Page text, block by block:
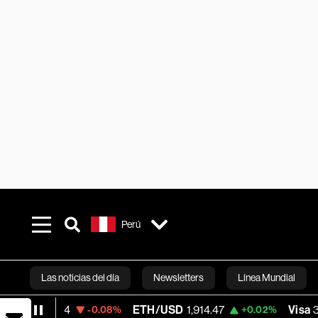
Perú
Las noticias del día Newsletters Línea Mundial
Bloomberg
ETH/USD 1,914.47 +0.02% Visa 362.50 -